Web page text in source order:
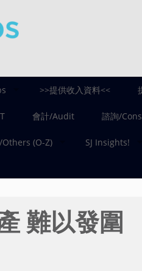
>>提供收入資料<<
會計/Audit 諮詢/
Others (O-Z) SJ Insights!
難以發圍